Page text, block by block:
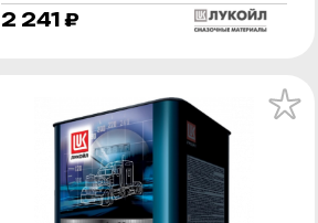
2 241 ₽